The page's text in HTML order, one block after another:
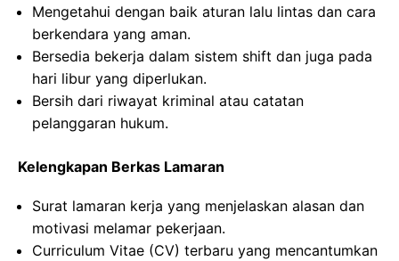
Mengetahui dengan baik aturan lalu lintas dan cara
berkendara yang aman.
Bersedia bekerja dalam sistem shift dan juga pada
hari libur yang diperlukan.
Bersih dari riwayat kriminal atau catatan
pelanggaran hukum.
Kelengkapan Berkas Lamaran
Surat lamaran kerja yang menjelaskan alasan dan
motivasi melamar pekerjaan.
Curriculum Vitae (CV) terbaru yang mencantumkan